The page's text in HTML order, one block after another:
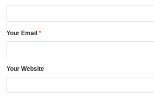
Your Email*
Your Website